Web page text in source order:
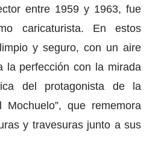
entre 1959 y 1963, fue
caricaturista. En estos
y seguro, con un aire
la perfección con la mirada
del protagonista de la
Mochuelo”, que rememora
y travesuras junto a sus